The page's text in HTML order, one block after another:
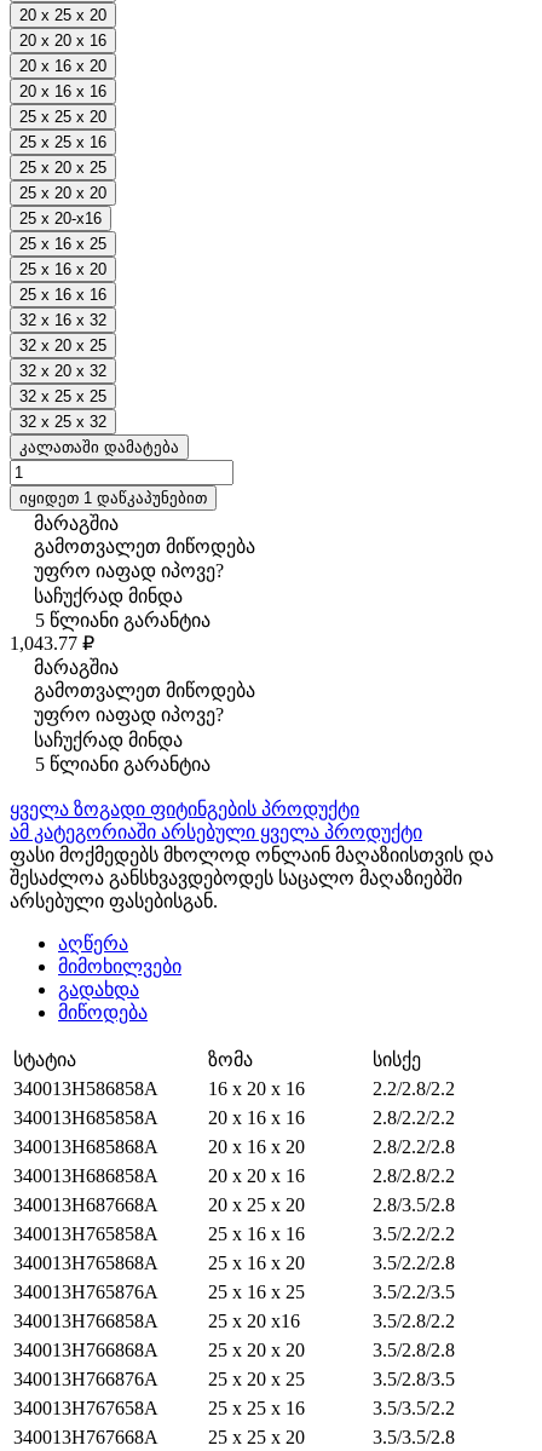
20 x 25 x 20
20 x 20 x 16
20 x 16 x 20
20 x 16 x 16
25 x 25 x 20
25 x 25 x 16
25 x 20 x 25
25 x 20 x 20
25 x 20-x16
25 x 16 x 25
25 x 16 x 20
25 x 16 x 16
32 x 16 x 32
32 x 20 x 25
32 x 20 x 32
32 x 25 x 25
32 x 25 x 32
კალათაში დამატება
იყიდეთ 1 დაწკაპუნებით
მარაგშია
გამოთვალეთ მიწოდება
უფრო იაფად იპოვე?
საჩუქრად მინდა
5 წლიანი გარანტია
1,043.77 ₽
მარაგშია
გამოთვალეთ მიწოდება
უფრო იაფად იპოვე?
საჩუქრად მინდა
5 წლიანი გარანტია
ყველა ზოგადი ფიტინგების პროდუქტი
ამ კატეგორიაში არსებული ყველა პროდუქტი
ფასი მოქმედებს მხოლოდ ონლაინ მაღაზიისთვის და
შესაძლოა განსხვავდებოდეს საცალო მაღაზიებში
არსებული ფასებისგან.
აღწერა
მიმოხილვები
გადახდა
მიწოდება
სტატია ზომა
სისქე
340013H586858A
16 x 20 x 16
2.2/2.8/2.2
340013H685858A
20 x 16 x 16
2.8/2.2/2.2
340013H685868A
20 x 16 x 20
2.8/2.2/2.8
340013H686858A
20 x 20 x 16
2.8/2.8/2.2
340013H687668A
20 x 25 x 20
2.8/3.5/2.8
340013H765858A
25 x 16 x 16
3.5/2.2/2.2
340013H765868A
25 x 16 x 20
3.5/2.2/2.8
340013H765876A
25 x 16 x 25
3.5/2.2/3.5
340013H766858A
25 x 20 x16
3.5/2.8/2.2
340013H766868A
25 x 20 x 20
3.5/2.8/2.8
340013H766876A
25 x 20 x 25
3.5/2.8/3.5
340013H767658A
25 x 25 x 16
3.5/3.5/2.2
340013H767668A
25 x 25 x 20 3.5/3.5/2.8